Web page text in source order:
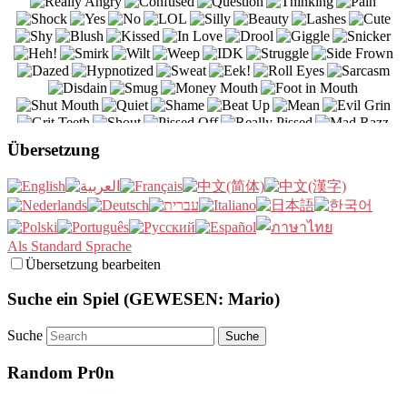
Übersetzung
Als Standard Sprache
Übersetzung bearbeiten
Suche ein Spiel (GEWESEN: Mario)
Suche
Random Pr0n